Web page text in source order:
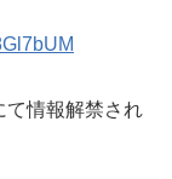
て情報解禁され